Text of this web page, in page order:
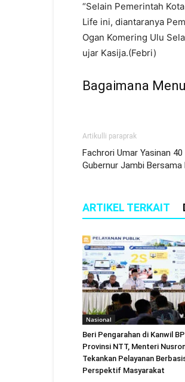
“Selain Pemerintah
Life ini, diantaranya
Ogan Komering Ulu
ujar Kasija.(Febri)
Bagaimana
Artikulli paraprak
Fachrori Umar Yasinan
Gubernur Jambi Bersama
ARTIKEL TERKAIT
Nasional
Beri Pengarahan di Kanwil
Provinsi NTT, Menteri
Tekankan Pelayanan
Perspektif Masyarakat